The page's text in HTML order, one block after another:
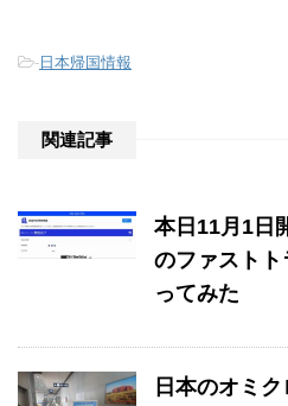
- 日本帰国情報
関連記事
本日11月1日
のファスト
ってみた
日本のオミ